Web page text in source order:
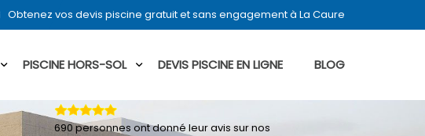
Obtenez vos devis piscine gratuit et sans engagement à La Caure
PISCINE HORS-SOL DEVIS PISCINE EN LIGNE BLOG
690personnes ont donné leuravis sur nos